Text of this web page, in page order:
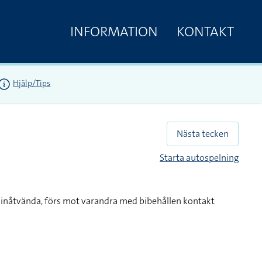
INFORMATION KONTAKT
Hjälp/Tips
Nästa tecken
Starta autospelning
förs mot varandra med bibehållen kontakt